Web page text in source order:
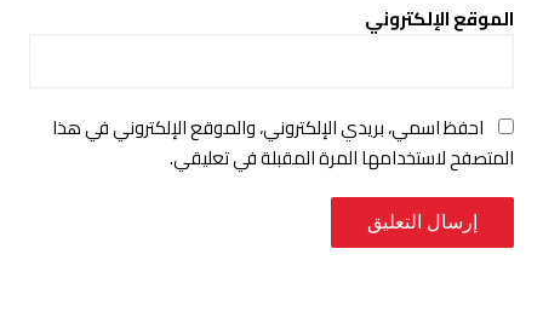
الموقع الإلكتروني
احفظ اسمي، بريدي الإلكتروني، والموقع الإلكتروني في هذا
المتصفح لاستخدامها المرة المقبلة في تعليقي.